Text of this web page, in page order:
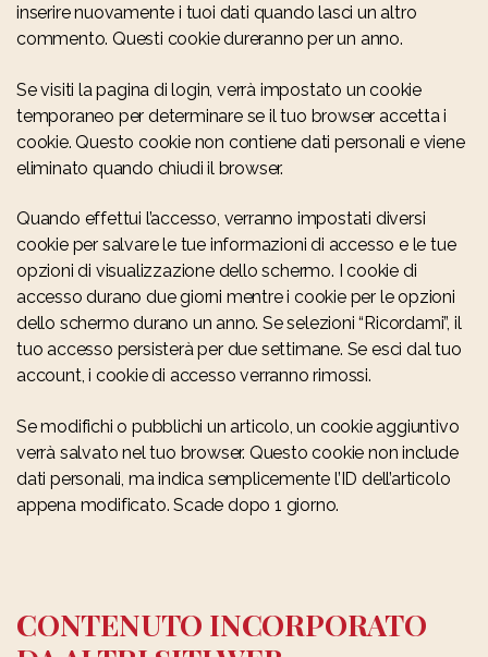
inserire nuovamente i tuoi dati quando lasci un altro
commento. Questi cookie dureranno per un anno.
Se visiti la pagina di login, verrà impostato un cookie
temporaneo per determinare se il tuo browser accetta i
cookie. Questo cookie non contiene dati personali e viene
eliminato quando chiudi il browser.
Quando effettui l’accesso, verranno impostati diversi
cookie per salvare le tue informazioni di accesso e le tue
opzioni di visualizzazione dello schermo. I cookie di
accesso durano due giorni mentre i cookie per le opzioni
dello schermo durano un anno. Se selezioni “Ricordami”, il
tuo accesso persisterà per due settimane. Se esci dal tuo
account, i cookie di accesso verranno rimossi.
Se modifichi o pubblichi un articolo, un cookie aggiuntivo
verrà salvato nel tuo browser. Questo cookie non include
dati personali, ma indica semplicemente l’ID dell’articolo
appena modificato. Scade dopo 1 giorno.
CONTENUTO INCORPORATO